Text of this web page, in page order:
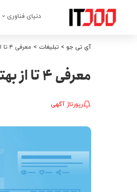
دنیای فناوری
آی تی جو > تبلیغات > معرفی ۴ تا از بهترین سایت های آموزش سئو در ایران
معرفی ۴ تا از بهترین سایت های آموزش سئو در ایران
رپورتاژ آگهی